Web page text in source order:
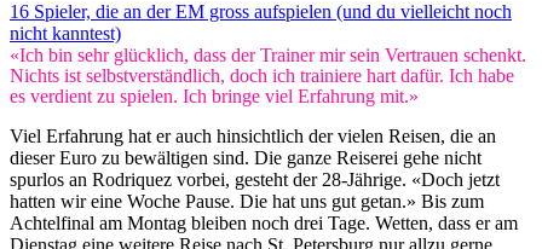
16 Spieler, die an der EM gross aufspielen (und du vielleicht noch
nicht kanntest)
«Ich bin sehr glücklich, dass der Trainer mir sein Vertrauen schenkt.
Nichts ist selbstverständlich, doch ich trainiere hart dafür. Ich habe
es verdient zu spielen. Ich bringe viel Erfahrung mit.»
Viel Erfahrung hat er auch hinsichtlich der vielen Reisen, die an
dieser Euro zu bewältigen sind. Die ganze Reiserei gehe nicht
spurlos an Rodriquez vorbei, gesteht der 28-Jährige. «Doch jetzt
hatten wir eine Woche Pause. Die hat uns gut getan.» Bis zum
Achtelfinal am Montag bleiben noch drei Tage. Wetten, dass er am